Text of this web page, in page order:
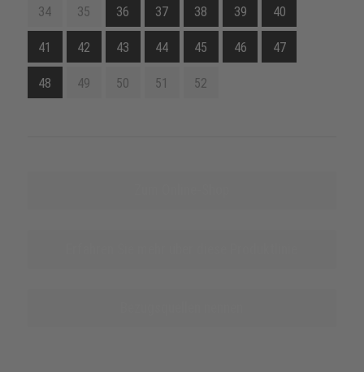
34 35 36 37 38 39 40
41 42 43 44 45 46 47
48 49 50 51 52